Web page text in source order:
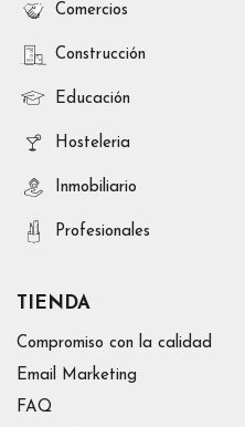
Comercios
Construcción
Educación
Hosteleria
Inmobiliario
Profesionales
TIENDA
Compromiso con la calidad
Email Marketing
FAQ